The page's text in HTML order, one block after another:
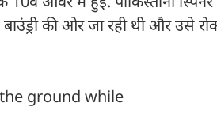
की ओर जा रही थी और उसे
ground while